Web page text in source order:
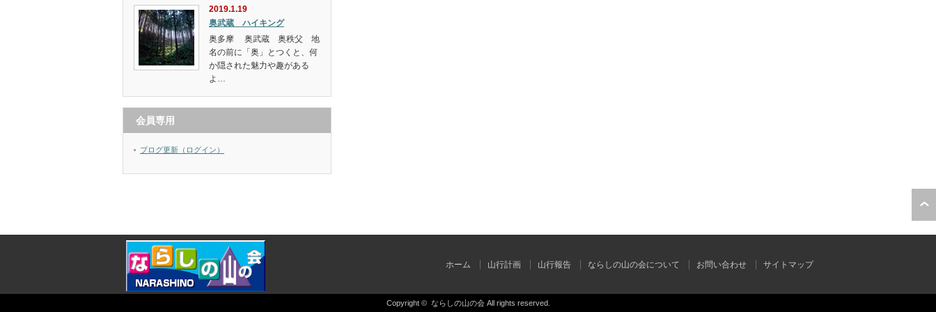
2019.1.19
奥武蔵 ハイキング
奥多摩 奥武蔵 奥秩父 地
名の前に「奥」とつくと、何
か隠された魅力や趣がある
よ…
会員専用
ブログ更新（ログイン）
ホーム 山行計画 山行報告 ならしの山の会について お問い合わせ サイトマップ
Copyright © ならしの山の会All rights reserved.